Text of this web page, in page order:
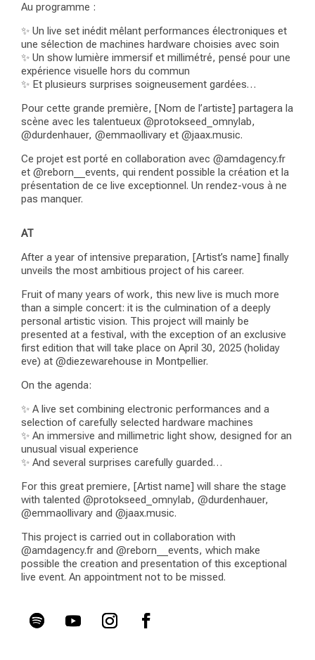
Au programme :
✨ Un live set inédit mêlant performances électroniques et
une sélection de machines hardware choisies avec soin
✨ Un show lumière immersif et millimétré, pensé pour une
expérience visuelle hors du commun
✨ Et plusieurs surprises soigneusement gardées…
Pour cette grande première, [Nom de l’artiste] partagera la
scène avec les talentueux @protokseed_omnylab,
@durdenhauer, @emmaollivary et @jaax.music.
Ce projet est porté en collaboration avec @amdagency.fr
et @reborn__events, qui rendent possible la création et la
présentation de ce live exceptionnel. Un rendez-vous à ne
pas manquer.
AT
After a year of intensive preparation, [Artist’s name] finally
unveils the most ambitious project of his career.
Fruit of many years of work, this new live is much more
than a simple concert: it is the culmination of a deeply
personal artistic vision. This project will mainly be
presented at a festival, with the exception of an exclusive
first edition that will take place on April 30, 2025 (holiday
eve) at @diezewarehouse in Montpellier.
On the agenda:
✨ A live set combining electronic performances and a
selection of carefully selected hardware machines
✨ An immersive and millimetric light show, designed for an
unusual visual experience
✨ And several surprises carefully guarded…
For this great premiere, [Artist name] will share the stage
with talented @protokseed_omnylab, @durdenhauer,
@emmaollivary and @jaax.music.
This project is carried out in collaboration with
@amdagency.fr and @reborn__events, which make
possible the creation and presentation of this exceptional
live event. An appointment not to be missed.